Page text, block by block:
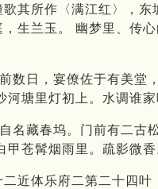
其所作〈满江红〉，
生兰玉。 幽梦里、传
数日，宴僚佐于有美堂
塘里灯初上。水调谁
名藏春坞。门前有二古
甲苍髯烟雨里。疏影微
近体乐府二第二十四